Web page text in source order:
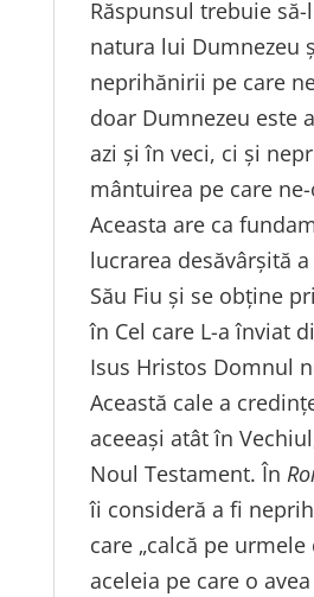
Răspunsul trebuie
natura lui Dumnezeu
neprihănirii pe care
doar Dumnezeu este
azi și în veci, ci și
mântuirea pe care
Aceasta are ca
lucrarea desăvârșită
Său Fiu și se obține
în Cel care L-a înviat
Isus Hristos Domnul
Această cale a
aceeași atât în
Noul Testament. În
îi consideră a fi
care „calcă pe
aceleia pe care o